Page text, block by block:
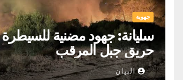
جهوية
سليانة: جهود مضنية
حريق جبل المرقب
البيان